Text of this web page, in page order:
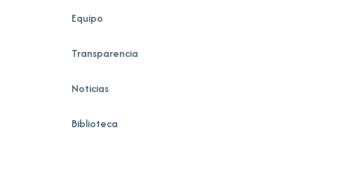
Equipo
Transparencia
Noticias
Biblioteca